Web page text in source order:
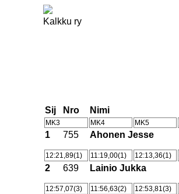
Kalkku ry
Sij Nro Nimi
MK3 MK4 MK5
1 755 Ahonen Jesse
12:21,89(1) 11:19,00(1) 12:13,36(1)
2
639 Lainio Jukka
12:57,07(3) 11:56,63(2) 12:53,81(3)